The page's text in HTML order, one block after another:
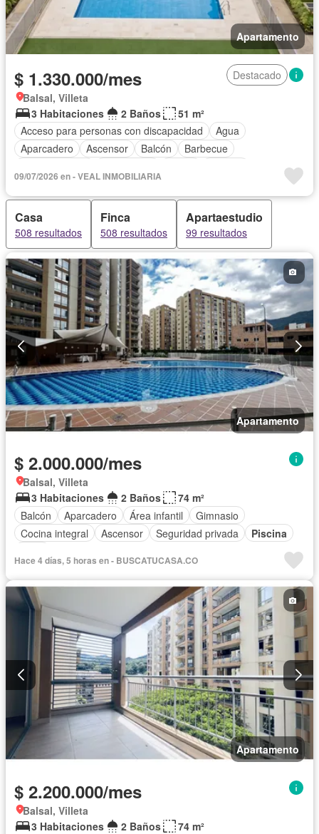
Apartamento
$ 1.330.000/mes
Destacado
Balsal, Villeta
3 Habitaciones
2 Baños
51 m²
Acceso para personas con discapacidad
Agua
Aparcadero
Ascensor Balcón
Barbecue
Seguridad privada
Permite mascotas
Solo familias
09/07/2026 en - VEAL INMOBILIARIA
Casa
508 resultados
Finca
508 resultados
Apartaestudio
99 resultados
Apartamento
$ 2.000.000/mes
Balsal, Villeta
3 Habitaciones
2 Baños
74 m²
Balcón
Aparcadero Área infantil
Gimnasio
Cocina integral
Ascensor Seguridad privada
Piscina
Hace 4 días, 5 horas en - BUSCATUCASA.CO
Apartamento
$ 2.200.000/mes
Balsal, Villeta
3 Habitaciones
2 Baños
74 m²